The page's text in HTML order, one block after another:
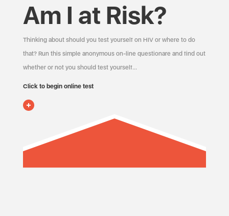
Am I at Risk?
Thinking about should you test yourself on HIV or where to do
that? Run this simple anonymous on-line questionare and find out
whether or not you should test yourself…
Click to begin online test